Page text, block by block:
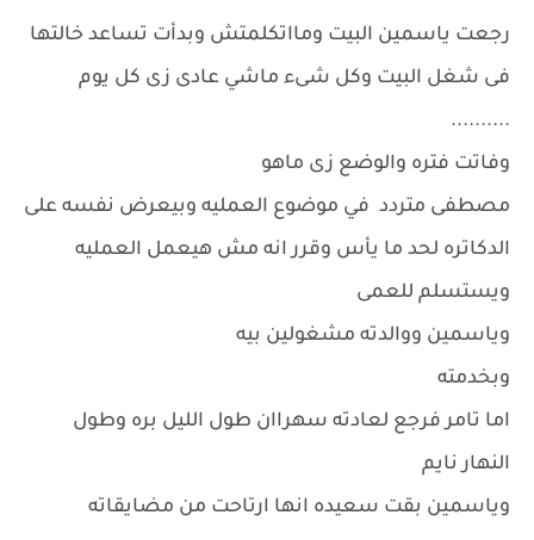
رجعت ياسمين البيت ومااتكلمتش وبدأت تساعد خالتها
فى شغل البيت وكل شىء ماشي عادى زى كل يوم
..........
وفاتت فتره والوضع زى ماهو
مصطفى متردد في موضوع العمليه وبيعرض نفسه على
الدكاتره لحد ما يأس وقرر انه مش هيعمل العمليه
ويستسلم للعمى
وياسمين ووالدته مشغولين بيه
وبخدمته
اما تامر فرجع لعادته سهراان طول الليل بره وطول
النهار نايم
وياسمين بقت سعيده انها ارتاحت من مضايقاته